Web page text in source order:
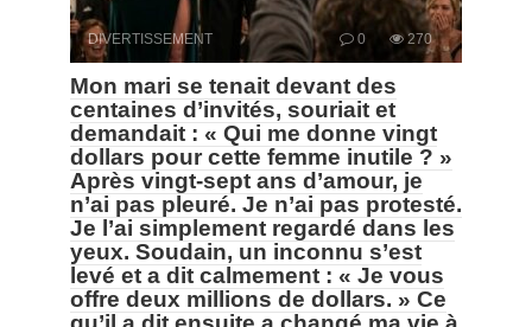
DIVERTISSEMENT 0 270
Mon mari se tenait devant des
centaines d’invités, souriait et
demandait : « Qui me donne vingt
dollars pour cette femme inutile ? »
Après vingt-sept ans d’amour, je
n’ai pas pleuré. Je n’ai pas protesté.
Je l’ai simplement regardé dans les
yeux. Soudain, un inconnu s’est
levé et a dit calmement : « Je vous
offre deux millions de dollars. » Ce